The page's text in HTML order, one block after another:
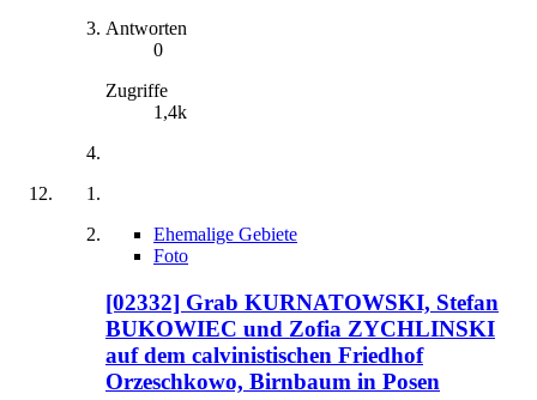
Antworten
0
Zugriffe
1,4k
Ehemalige Gebiete
Foto
[02332] Grab KURNATOWSKI, Stefan
BUKOWIEC und Zofia ZYCHLINSKI
auf dem calvinistischen Friedhof
Orzeschkowo, Birnbaum in Posen